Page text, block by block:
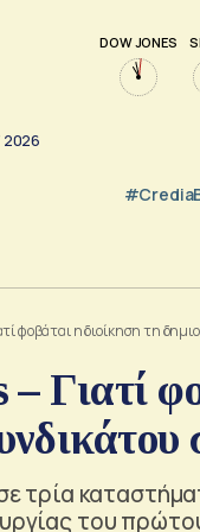
DOW JONES
2026
φοβάται η διοίκηση τη
Γιατί
τρία
του